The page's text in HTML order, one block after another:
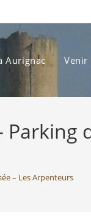
Aurignac Venir
– Les Arpenteurs